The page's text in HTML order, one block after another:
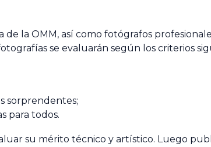
la OMM, así como fotógrafos
se evaluarán según los criterios
sorprendentes;
para todos.
su mérito técnico y artístico. Luego